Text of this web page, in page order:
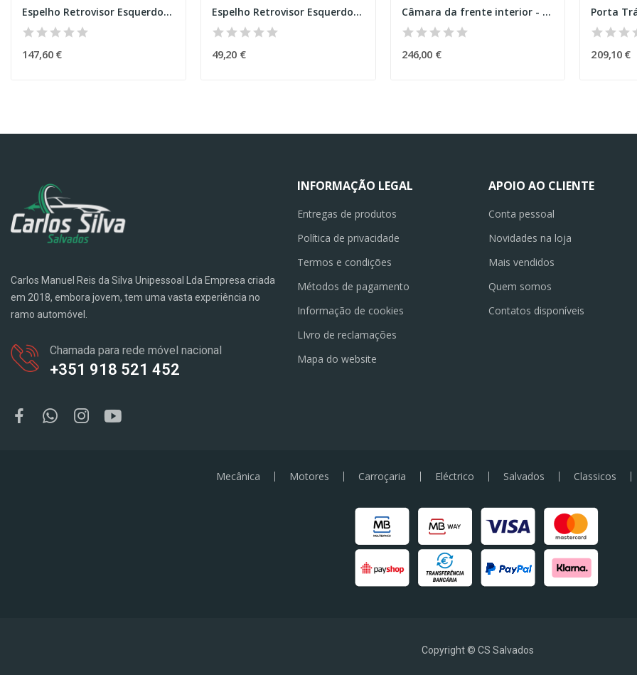
Espelho Retrovisor Esquerdo – AUDI A3 LIMOUSINE...
147,60 €
Espelho Retrovisor Esquerdo – VOLKSWAGEN GOLF...
49,20 €
Câmara da frente interior - Mercedes-Benz GLA...
246,00 € 209,10 €
Carlos Manuel Reis da Silva Unipessoal Lda Empresa criada
em 2018, embora jovem, tem uma vasta experiência no
ramo automóvel.
Chamada para rede móvel nacional
+351 918 521 452
INFORMAÇÃO LEGAL
Entregas de produtos
Política de privacidade
Termos e condições
Métodos de pagamento
Informação de cookies
LIvro de reclamações
Mapa do website
APOIO AO CLIENTE
Conta pessoal
Novidades na loja
Mais vendidos
Quem somos
Contatos disponíveis
Mecânica Motores Carroçaria Eléctrico Salvados Classicos
Copyright © CS Salvados